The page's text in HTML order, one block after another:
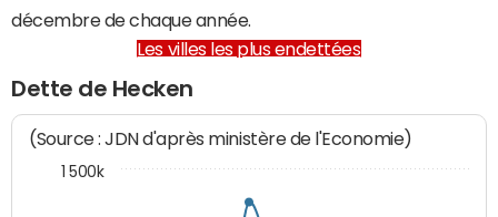
décembre de chaque année.
Les villes les plus endettées
Dette de Hecken
(Source : JDN d'après ministère de l'Economie)
1 500k